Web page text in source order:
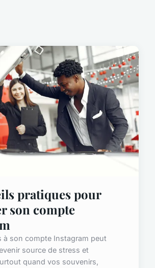
pratiques pour
son compte
à son compte Instagram peut
source de stress et
quand vos souvenirs,